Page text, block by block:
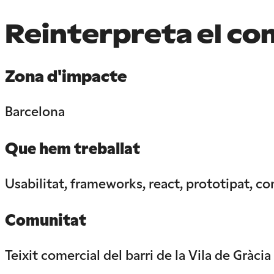
Reinterpreta el
Zona d'impacte
Barcelona
Que hem treballat
Usabilitat, frameworks, react, prototipat,
Comunitat
Teixit comercial del barri de la Vila de Gràcia